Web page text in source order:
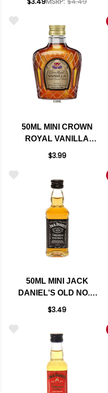
50ML MINI CROWN
ROYAL VANILLA
CANADIAN WHISKY
$3.99
50ML MINI JACK
DANIEL'S OLD NO. 7
TENNESSEE SOUR
$3.49